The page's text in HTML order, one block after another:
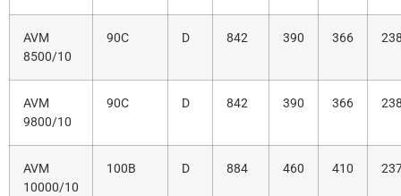
AVM
8500/10
90C D 842 390 366
AVM
9800/10
90C D 842 390 366
AVM
10000/10
100B D 884 460 410